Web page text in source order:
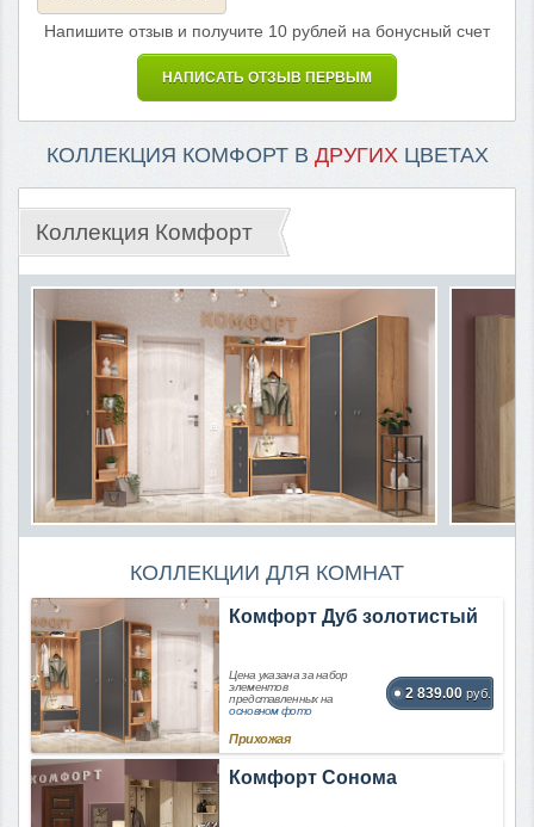
Напишите отзыв и получите 10 рублей на бонусный счет
НАПИСАТЬ ОТЗЫВ ПЕРВЫМ
КОЛЛЕКЦИЯ КОМФОРТ В ДРУГИХ ЦВЕТАХ
Коллекция Комфорт
КОЛЛЕКЦИИ ДЛЯ КОМНАТ
Комфорт Дуб золотистый
Цена указана за набор
элементов
представленных на
основном фото
2 839.00 руб.
Прихожая
Комфорт Сонома